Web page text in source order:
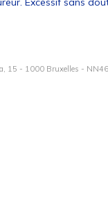
15 - 1000 Bruxelles -